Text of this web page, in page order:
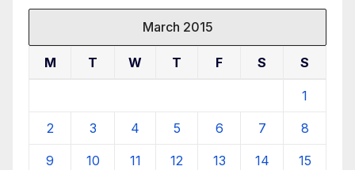
March 2015
M T W T F S S
1
2 3 4 5 6 7 8
9 10 11 12 13 14 15